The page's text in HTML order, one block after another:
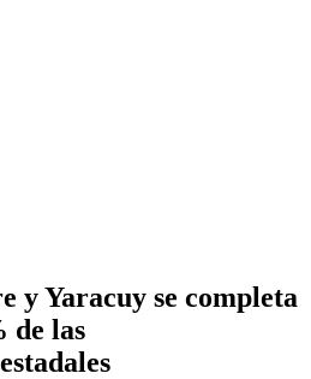
y Yaracuy se completa
de las